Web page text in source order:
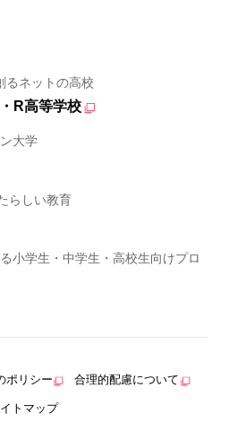
るネットの高校
R高等学校
大学
らしい教育
小学生・中学生・高校生向けプロ
ポリシー 合理的配慮について
トマップ